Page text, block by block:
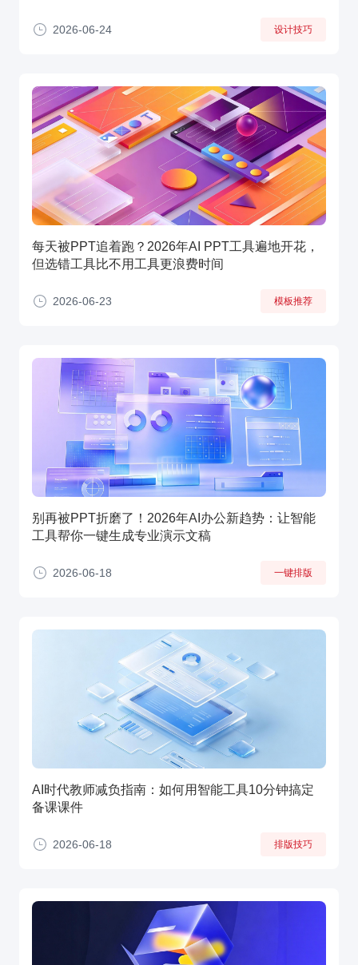
2026-06-24 设计技巧
每天被PPT追着跑？2026年AI PPT工具遍地开花，
但选错工具比不用工具更浪费时间
2026-06-23 模板推荐
别再被PPT折磨了！2026年AI办公新趋势：让智能
工具帮你一键生成专业演示文稿
2026-06-18 一键排版
AI时代教师减负指南：如何用智能工具10分钟搞定
备课课件
2026-06-18 排版技巧